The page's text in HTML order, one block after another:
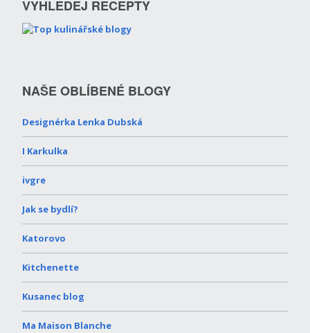
VYHLEDEJ RECEPTY
NAŠE OBLÍBENÉ BLOGY
Designérka Lenka Dubská
I Karkulka
ivgre
Jak se bydlí?
Katorovo
Kitchenette
Kusanec blog
Ma Maison Blanche